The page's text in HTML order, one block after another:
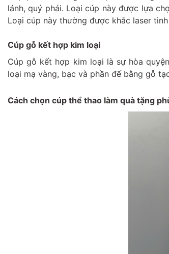
lánh, quý phái. Loại cúp này được lựa
Loại cúp này thường được khắc laser
Cúp gỗ kết hợp kim loại
Cúp gỗ kết hợp kim loại là sự hòa
loại mạ vàng, bạc và phần đế bằng gỗ
Cách chọn cúp thể thao làm quà tặng